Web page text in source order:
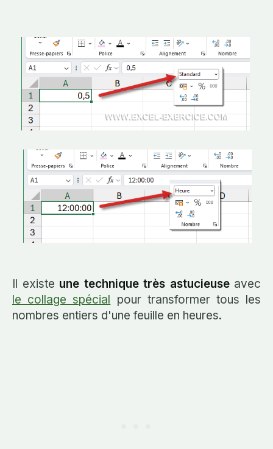
Il existe une technique très astucieuseavec
le collage spécial pour transformer tous les
nombres entiers d'une feuille en heures.